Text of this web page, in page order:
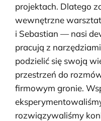
projektach. Dlatego
wewnętrzne
i Sebastian — nasi
pracują z
podzielić się swoją
przestrzeń do
firmowym gronie.
rozwiązywaliśmy